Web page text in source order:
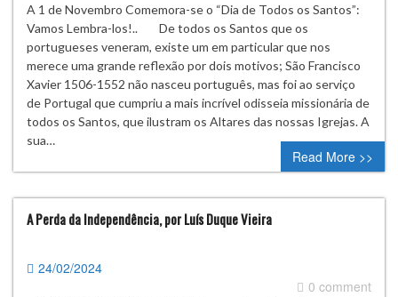
A 1 de Novembro Comemora-se o “Dia de Todos os Santos”:
Vamos Lembra-los!.. De todos os Santos que os
portugueses veneram, existe um em particular que nos
merece uma grande reflexão por dois motivos; São Francisco
Xavier 1506-1552 não nasceu português, mas foi ao serviço
de Portugal que cumpriu a mais incrível odisseia missionária de
todos os Santos, que ilustram os Altares das nossas Igrejas. A
sua…
Read More >>
A Perda da Independência, por Luís Duque Vieira
24/02/2024
0 comment